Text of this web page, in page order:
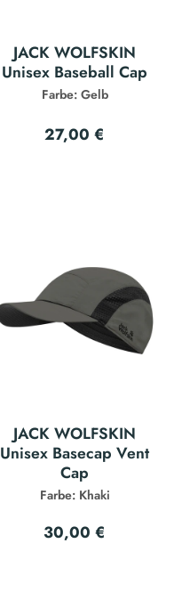
JACK WOLFSKIN
Unisex Baseball Cap
Farbe: Gelb
27,00 €
JACK WOLFSKIN
Unisex Basecap Vent
Cap
Farbe: Khaki
30,00 €